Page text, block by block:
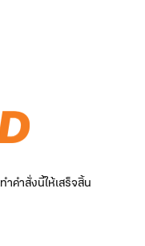
คำสั่งนี้ให้เสร็จสิ้น